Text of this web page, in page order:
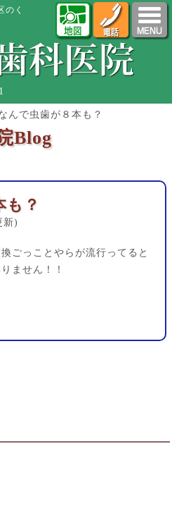
のく
んで虫歯が８本も？
Blog
も？
新)
ごっことやらが流行ってると
ません！！